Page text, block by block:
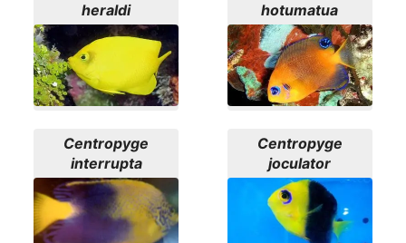
heraldi
hotumatua
Centropyge
interrupta
Centropyge
joculator